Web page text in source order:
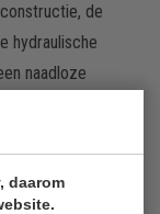
daarom
de
hydraulische
naadloze
en
efficiëntie. U vindt